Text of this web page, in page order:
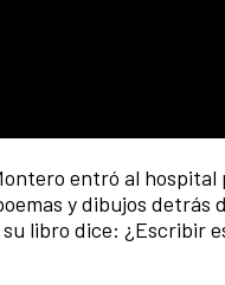
entró al
y dibujos
libro dice: ¿Escribir